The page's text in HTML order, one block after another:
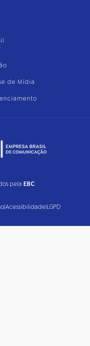
de Mídia
pela EBC
|Acessibilidade|LGPD